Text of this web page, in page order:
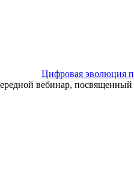
Цифровая эволюция
вебинар,